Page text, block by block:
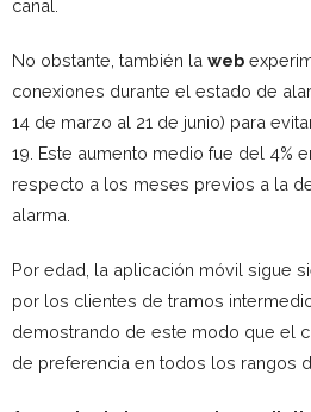
canal.
No obstante, también la web
conexiones durante el estado de
14 de marzo al 21 de junio) para
19. Este aumento medio fue del 4%
respecto a los meses previos a la
alarma.
Por edad, la aplicación móvil sigue
por los clientes de tramos
demostrando de este modo que el
de preferencia en todos los rangos